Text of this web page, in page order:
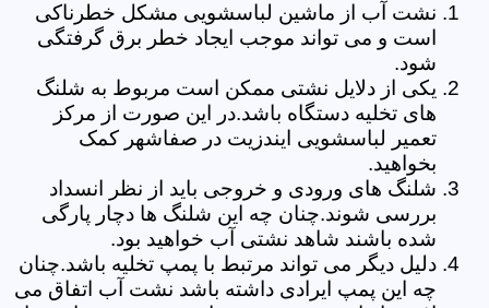
نشت آب از ماشین لباسشویی مشکل خطرناکی
است و می تواند موجب ایجاد خطر برق گرفتگی
شود.
یکی از دلایل نشتی ممکن است مربوط به شلنگ
های تخلیه دستگاه باشد.در این صورت از مرکز
تعمیر لباسشویی ایندزیت در صفاشهر کمک
بخواهید.
شلنگ های ورودی و خروجی باید از نظر انسداد
بررسی شوند.چنان چه این شلنگ ها دچار پارگی
شده باشند شاهد نشتی آب خواهید بود.
دلیل دیگر می تواند مرتبط با پمپ تخلیه باشد.چنان
چه این پمپ ایرادی داشته باشد نشت آب اتفاق می